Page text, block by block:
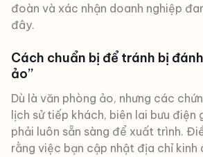
đoàn và xác nhận doanh nghiệp
đây.
Cách chuẩn bị để tránh bị
ảo”
Dù là văn phòng ảo, nhưng các
lịch sử tiếp khách, biên lai bưu điện
phải luôn sẵn sàng để xuất trình.
rằng việc bạn cập nhật địa chỉ kinh